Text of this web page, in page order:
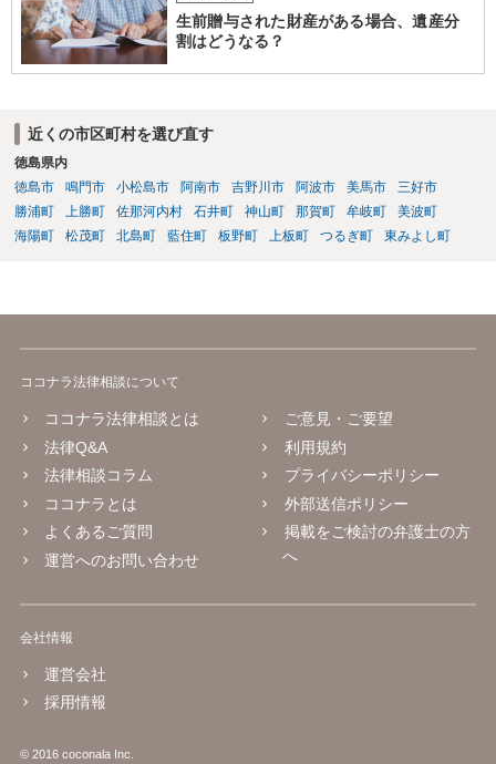
生前贈与された財産がある場合、遺産分
割はどうなる？
近くの市区町村を選び直す
徳島県内
徳島市
鳴門市 小松島市 阿南市 吉野川市 阿波市 美馬市
三好市
勝浦町
上勝町 佐那河内村 石井町 神山町 那賀町 牟岐町
美波町
海陽町
松茂町 北島町 藍住町 板野町 上板町 つるぎ町 東みよし町
ココナラ法律相談について
ココナラ法律相談とは
法律Q&A
法律相談コラム
ココナラとは
よくあるご質問
運営へのお問い合わせ
ご意見・ご要望
利用規約
プライバシーポリシー
外部送信ポリシー
掲載をご検討の弁護士の方
へ
会社情報
運営会社
採用情報
© 2016 coconala Inc.